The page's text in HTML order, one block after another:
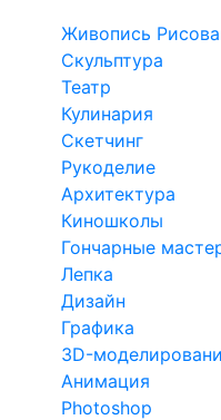
Живопись
Скульптура
Театр
Кулинария
Скетчинг
Рукоделие
Архитектура
Киношколы
Гончарные
Лепка
Дизайн
Графика
3D-
Анимация
Photoshop